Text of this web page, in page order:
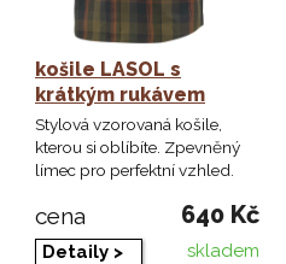
košile LASOL s
krátkým rukávem
Stylová vzorovaná košile,
kterou si oblíbíte. Zpevněný
límec pro perfektní vzhled.
cena 640 Kč
Detaily > skladem